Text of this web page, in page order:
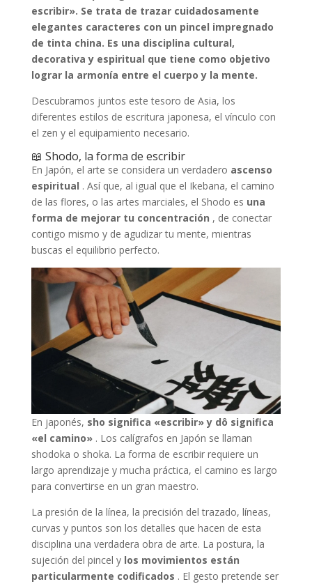
escribir». Se trata de trazar cuidadosamente
elegantes caracteres con un pincel impregnado
de tinta china. Es una disciplina cultural,
decorativa y espiritual que tiene como objetivo
lograr la armonía entre el cuerpo y la mente.
Descubramos juntos este tesoro de Asia, los
diferentes estilos de escritura japonesa, el vínculo con
el zen y el equipamiento necesario.
📖 Shodo, la forma de escribir
En Japón, el arte se considera un verdadero ascenso
espiritual . Así que, al igual que el Ikebana, el camino
de las flores, o las artes marciales, el Shodo es una
forma de mejorar tu concentración , de conectar
contigo mismo y de agudizar tu mente, mientras
buscas el equilibrio perfecto.
En japonés, sho significa «escribir» y dô significa
«el camino». Los calígrafos en Japón se llaman
shodoka o shoka. La forma de escribir requiere un
largo aprendizaje y mucha práctica, el camino es largo
para convertirse en un gran maestro.
La presión de la línea, la precisión del trazado, líneas,
curvas y puntos son los detalles que hacen de esta
disciplina una verdadera obra de arte. La postura, la
sujeción del pincel y los movimientos están
particularmente codificados . El gesto pretende ser